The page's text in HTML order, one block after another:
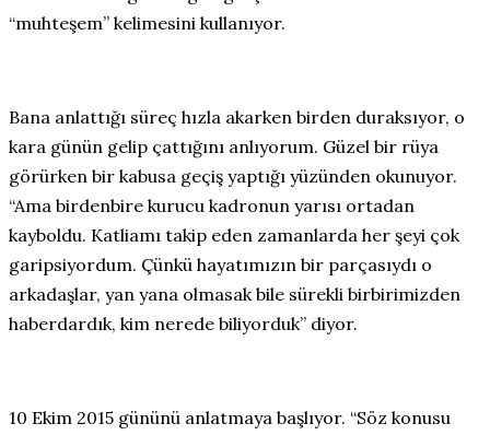
“muhteşem” kelimesini kullanıyor.
Bana anlattığı süreç hızla akarken birden duraksıyor, o
kara günün gelip çattığını anlıyorum. Güzel bir rüya
görürken bir kabusa geçiş yaptığı yüzünden okunuyor.
“Ama birdenbire kurucu kadronun yarısı ortadan
kayboldu. Katliamı takip eden zamanlarda her şeyi çok
garipsiyordum. Çünkü hayatımızın bir parçasıydı o
arkadaşlar, yan yana olmasak bile sürekli birbirimizden
haberdardık, kim nerede biliyorduk” diyor.
10 Ekim 2015 gününü anlatmaya başlıyor. “Söz konusu